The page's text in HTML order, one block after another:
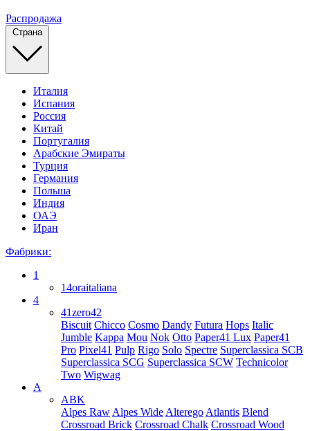
Распродажа
Страна
Италия
Испания
Россия
Китай
Португалия
Арабские Эмираты
Турция
Германия
Польша
Индия
ОАЭ
Иран
Фабрики:
1
14oraitaliana
4
41zero42
Biscuit Chicco Cosmo Dandy Futura Hops Italic
Jumble Kappa Mou Nok Otto Paper41 Lux Paper41
Pro Pixel41 Pulp Rigo Solo Spectre Superclassica SCB
Superclassica SCG Superclassica SCW Technicolor
Two Wigwag
A
ABK
Alpes Raw Alpes Wide Alterego Atlantis Blend
Crossroad Brick Crossroad Chalk Crossroad Wood